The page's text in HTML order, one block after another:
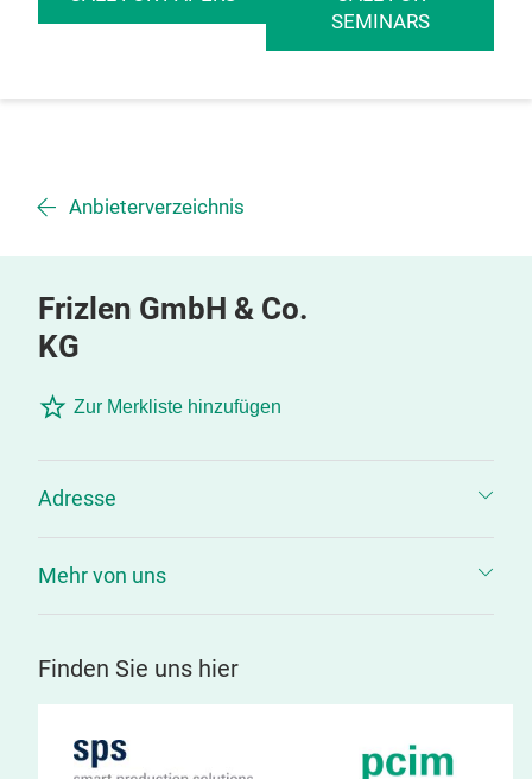
SEMINARS
Anbieterverzeichnis
Frizlen GmbH & Co.
KG
Zur Merkliste hinzufügen
Adresse
Mehr von uns
Finden Sie uns hier